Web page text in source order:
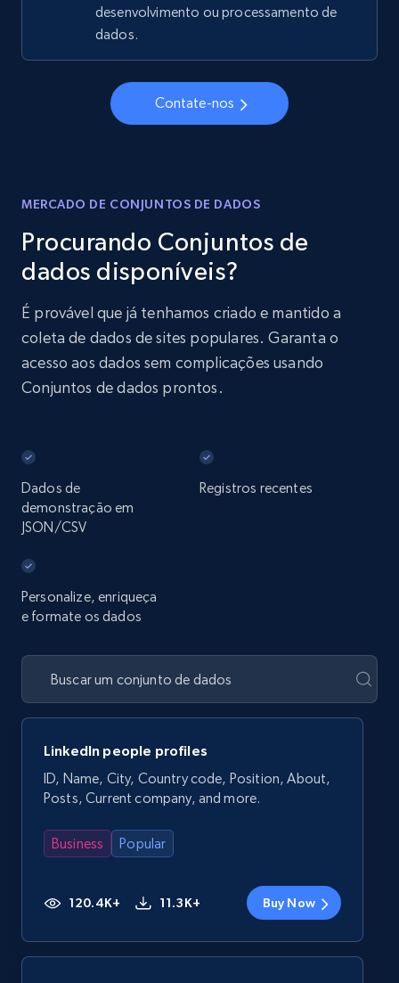
desenvolvimento ou processamento de
dados.
Contate-nos
MERCADO DE CONJUNTOS DE DADOS
Procurando Conjuntos de
dados disponíveis?
É provável que já tenhamos criado e mantido a
coleta de dados de sites populares. Garanta o
acesso aos dados sem complicações usando
Conjuntos de dados prontos.
Dados de
demonstração em
JSON/CSV
Registros recentes
Personalize, enriqueça
e formate os dados
LinkedIn people profiles
ID, Name, City, Country code, Position, About,
Posts, Current company, and more.
Business Popular
120.4K+ 11.3K+ Buy Now